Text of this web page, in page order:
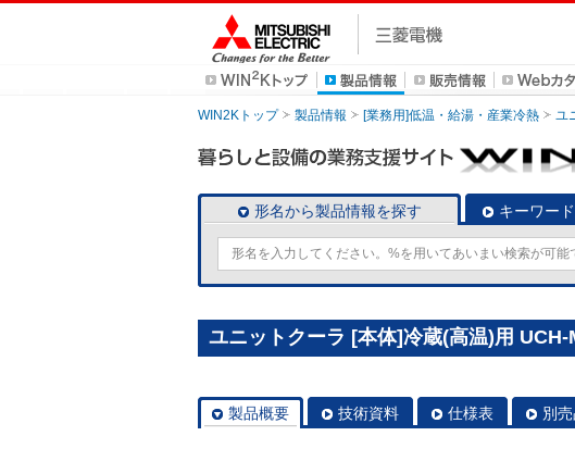
WIN2Kトップ 製品情報 [業務用]低温・給湯・産業冷熱 ユ
形名から製品情報を探す キーワー
ユニットクーラ [本体]冷蔵(高温)用 UCH-
製品概要 技術資料 仕様表 別